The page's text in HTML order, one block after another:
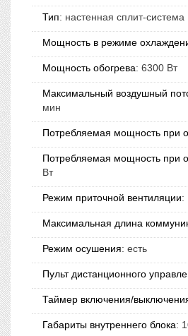
Тип: настенная сплит-система
Мощность в режиме
Мощность обогрева: 6300 Вт
Максимальный воздушный
мин
Потребляемая мощность при
Потребляемая мощность при
Вт
Режим приточной вентиляции:
Максимальная длина
Режим осушения: есть
Пульт дистанционного
Таймер включения/
Габариты внутреннего блока: